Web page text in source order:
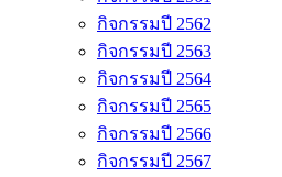
กิจกรรมปี 2562
กิจกรรมปี 2563
กิจกรรมปี 2564
กิจกรรมปี 2565
กิจกรรมปี 2566
กิจกรรมปี 2567